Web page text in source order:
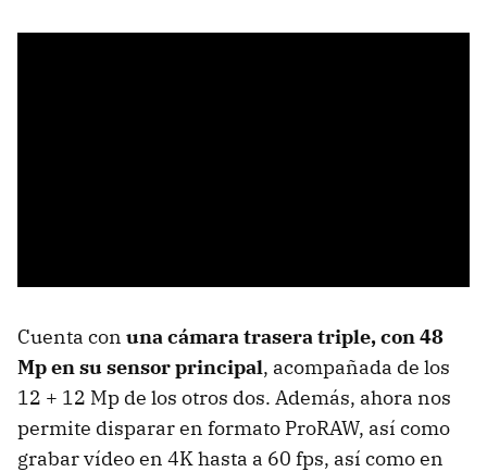
Cuenta con una cámara trasera triple, con 48
Mp en su sensor principal, acompañada de los
12 + 12 Mp de los otros dos. Además, ahora nos
permite disparar en formato ProRAW, así como
grabar vídeo en 4K hasta a 60 fps, así como en